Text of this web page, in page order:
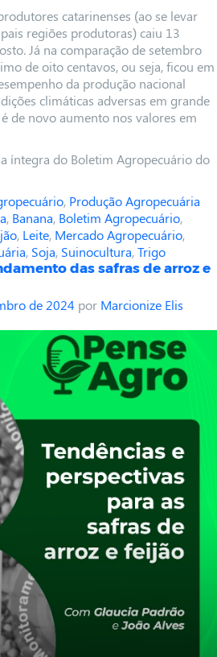
catarinenses (ao se levar
regiões produtoras) caiu 13
Já na comparação de setembro
de oito centavos, ou seja, ficou em
da produção nacional
climáticas adversas em grande
de novo aumento nos valores em
a íntegra do Boletim Agropecuário do
, Produção Agropecuária
, Banana, Boletim Agropecuário,
, Leite, Mercado Agropecuário,
, Soja, Suinocultura,Trigo
das safras de arroz e
de 2024 por Marcionize Elis